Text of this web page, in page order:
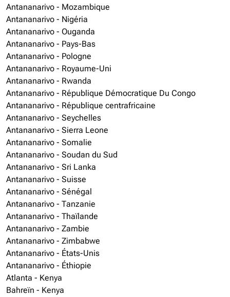
Antananarivo - Mozambique
Antananarivo - Nigéria
Antananarivo - Ouganda
Antananarivo - Pays-Bas
Antananarivo - Pologne
Antananarivo - Royaume-Uni
Antananarivo - Rwanda
Antananarivo - République Démocratique Du Congo
Antananarivo - République centrafricaine
Antananarivo - Seychelles
Antananarivo - Sierra Leone
Antananarivo - Somalie
Antananarivo - Soudan du Sud
Antananarivo - Sri Lanka
Antananarivo - Suisse
Antananarivo - Sénégal
Antananarivo - Tanzanie
Antananarivo - Thaïlande
Antananarivo - Zambie
Antananarivo - Zimbabwe
Antananarivo - États-Unis
Antananarivo - Éthiopie
Atlanta - Kenya
Bahreïn - Kenya